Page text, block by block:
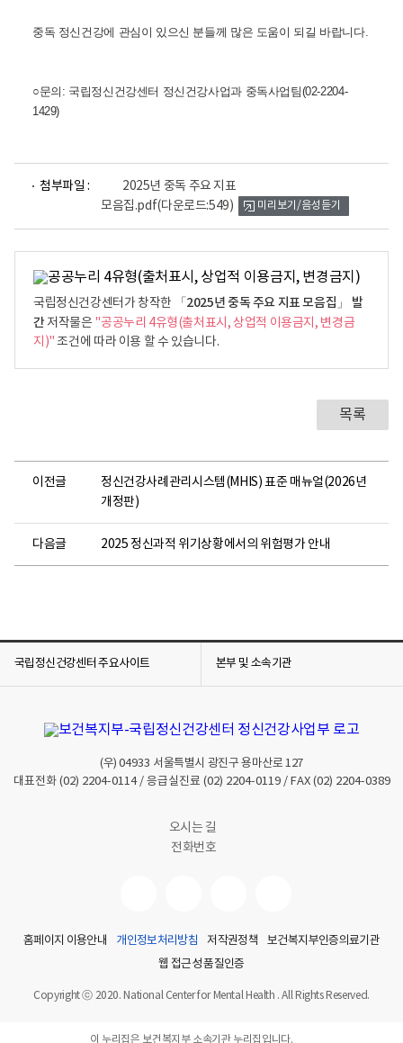
중독 정신건강에 관심이 있으신 분들께 많은 도움이 되길 바랍니다.
○문의: 국립정신건강센터 정신건강사업과 중독사업팀(02-2204-
1429)
첨부파일 :
2025년 중독 주요 지표
모음집.pdf(다운로드:549)
어
미리보기/음성듣기
국립정신건강센터가 창작한
「2025년 중독 주요 지표 모음집」 발
간 저작물은 "공공누리 4유형(출처표시, 상업적 이용금지, 변경금
지)"조건에 따라 이용 할 수 있습니다.
목록
이전글
정신건강사례관리시스템(MHIS) 표준 매뉴얼(2026년
개정판)
다음글 2025 정신과적 위기상황에서의 위험평가 안내
국립정신건강센터 주요사이트 본부 및 소속기관
(우)04933 서울특별시 광진구 용마산로 127
대표전화 (02) 2204-0114/ 응급실진료 (02) 2204-0119/ FAX (02) 2204-0389
오시는 길
전화번호
홈페이지 이용안내 개인정보처리방침 저작권정책
보건복지부인증의료기관
웹 접근성 품질인증
Copyright ⓒ 2020. National Center for Mental Health . All Rights Reserved.
이 누리집은 보건복지부 소속기관 누리집입니다.